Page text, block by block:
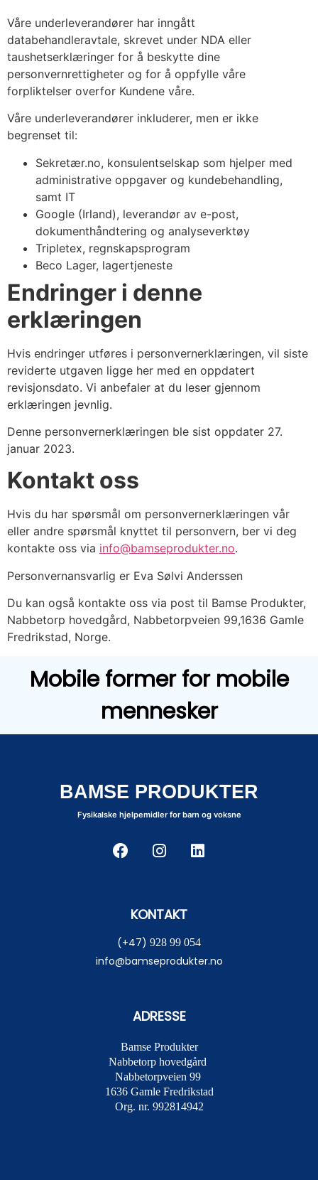
Våre underleverandører har inngått
databehandleravtale, skrevet under NDA eller
taushetserklæringer for å beskytte dine
personvernrettigheter og for å oppfylle våre
forpliktelser overfor Kundene våre.
Våre underleverandører inkluderer, men er ikke
begrenset til:
Sekretær.no, konsulentselskap som hjelper med
administrative oppgaver og kundebehandling,
samt IT
Google (Irland), leverandør av e-post,
dokumenthåndtering og analyseverktøy
Tripletex, regnskapsprogram
Beco Lager, lagertjeneste
Endringer i denne
erklæringen
Hvis endringer utføres i personvernerklæringen, vil siste
reviderte utgaven ligge her med en oppdatert
revisjonsdato. Vi anbefaler at du leser gjennom
erklæringen jevnlig.
Denne personvernerklæringen ble sist oppdater 27.
januar 2023.
Kontakt oss
Hvis du har spørsmål om personvernerklæringen vår
eller andre spørsmål knyttet til personvern, ber vi deg
kontakte oss via info@bamseprodukter.no.
Personvernansvarlig er Eva Sølvi Anderssen
Du kan også kontakte oss via post til Bamse Produkter,
Nabbetorp hovedgård, Nabbetorpveien 99,1636 Gamle
Fredrikstad, Norge.
Mobile former for mobile
mennesker
BAMSE PRODUKTER
Fysikalske hjelpemidler for barn og voksne
KONTAKT
(+47) 928 99 054
info@bamseprodukter.no
ADRESSE
Bamse Produkter
Nabbetorp hovedgård
Nabbetorpveien 99
1636 Gamle Fredrikstad
Org. nr. 992814942